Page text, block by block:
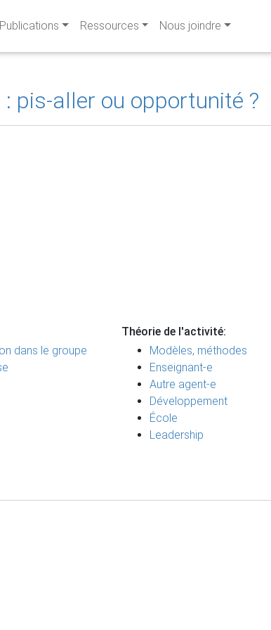
Publications Ressources Nous joindre
pis-aller ou opportunité ?
dans le groupe
Théorie de l'activité:
Modèles, méthodes
Enseignant-e
Autre agent-e
Développement
École
Leadership